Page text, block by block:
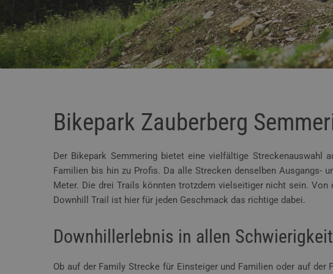
Bikepark Zauberberg
Der Bikepark Semmering bietet eine vielfältige
Familien bis hin zu Profis. Da alle Strecken denselben Ausgangs-
Meter. Die drei Trails könnten trotzdem vielseitiger nicht sein.
Downhill Trail ist hier für jeden Geschmack das richtige dabei.
Downhillerlebnis in allen
Ob auf der Family Strecke für Einsteiger und Familien oder auf